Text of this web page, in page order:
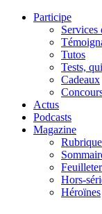
Participe
Services
Tutos
Tests,
Cadeaux
Actus
Podcasts
Magazine
Feuilleter
Hors-
Héroïnes